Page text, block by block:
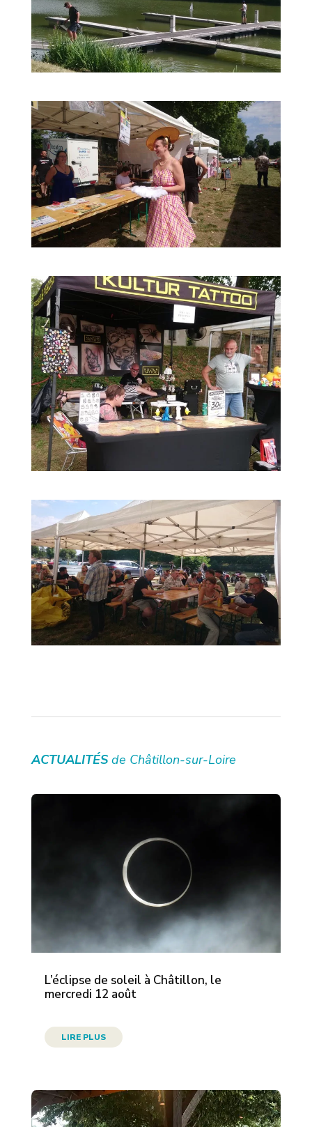
ACTUALITÉS de Châtillon-sur-Loire
L’éclipse de soleil à Châtillon, le
mercredi 12 août
LIRE PLUS